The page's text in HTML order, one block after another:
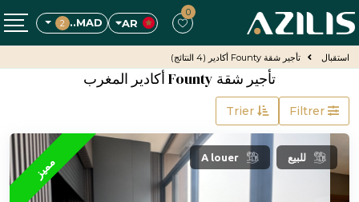
0
AR
MAD..
2
استقبال تأجير شقة Founty أكادير (4 النتائج)
تأجير شقة Founty أكادير المغرب
مميز للبيع A louer